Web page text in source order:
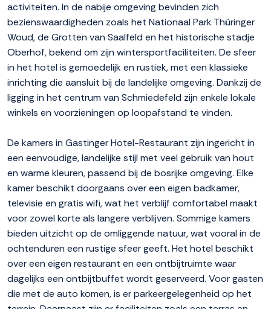
activiteiten. In de nabije omgeving bevinden zich
bezienswaardigheden zoals het Nationaal Park Thüringer
Woud, de Grotten van Saalfeld en het historische stadje
Oberhof, bekend om zijn wintersportfaciliteiten. De sfeer
in het hotel is gemoedelijk en rustiek, met een klassieke
inrichting die aansluit bij de landelijke omgeving. Dankzij de
ligging in het centrum van Schmiedefeld zijn enkele lokale
winkels en voorzieningen op loopafstand te vinden.
De kamers in Gastinger Hotel-Restaurant zijn ingericht in
een eenvoudige, landelijke stijl met veel gebruik van hout
en warme kleuren, passend bij de bosrijke omgeving. Elke
kamer beschikt doorgaans over een eigen badkamer,
televisie en gratis wifi, wat het verblijf comfortabel maakt
voor zowel korte als langere verblijven. Sommige kamers
bieden uitzicht op de omliggende natuur, wat vooral in de
ochtenduren een rustige sfeer geeft. Het hotel beschikt
over een eigen restaurant en een ontbijtruimte waar
dagelijks een ontbijtbuffet wordt geserveerd. Voor gasten
die met de auto komen, is er parkeergelegenheid op het